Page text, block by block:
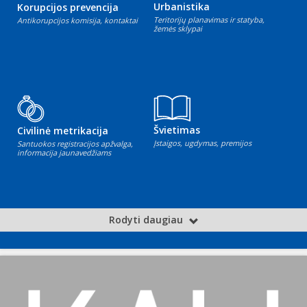
Korupcijos prevencija
Antikorupcijos komisija, kontaktai
Urbanistika
Teritorijų planavimas ir statyba,
žemės sklypai
Civilinė metrikacija
Santuokos registracijos apžvalga,
informacija jaunavedžiams
Švietimas
Įstaigos, ugdymas, premijos
Rodyti daugiau